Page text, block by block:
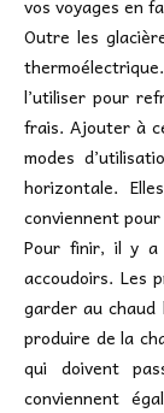
vos voyages en
Outre les
l’utiliser pour
frais. Ajouter à
modes
horizontale.
conviennent
Pour finir, il y a
accoudoirs. Les
garder au chaud
produire de la
qui doivent
conviennent